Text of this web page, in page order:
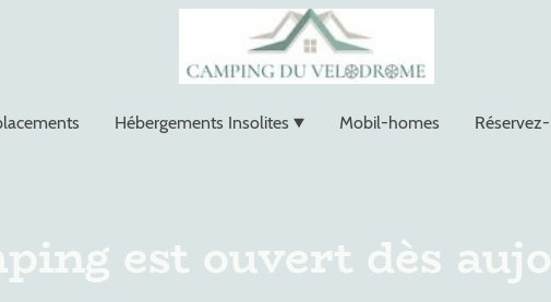
Hébergements Insolites Mobil-homes
est ouvert dès